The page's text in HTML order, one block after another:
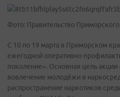
Фото: Правительство Приморского
С 10 по 19 марта в Приморском
ежегодной оперативно-
поколение». Основная цель акции
вовлечение молодёжи в
распространение наркотиков